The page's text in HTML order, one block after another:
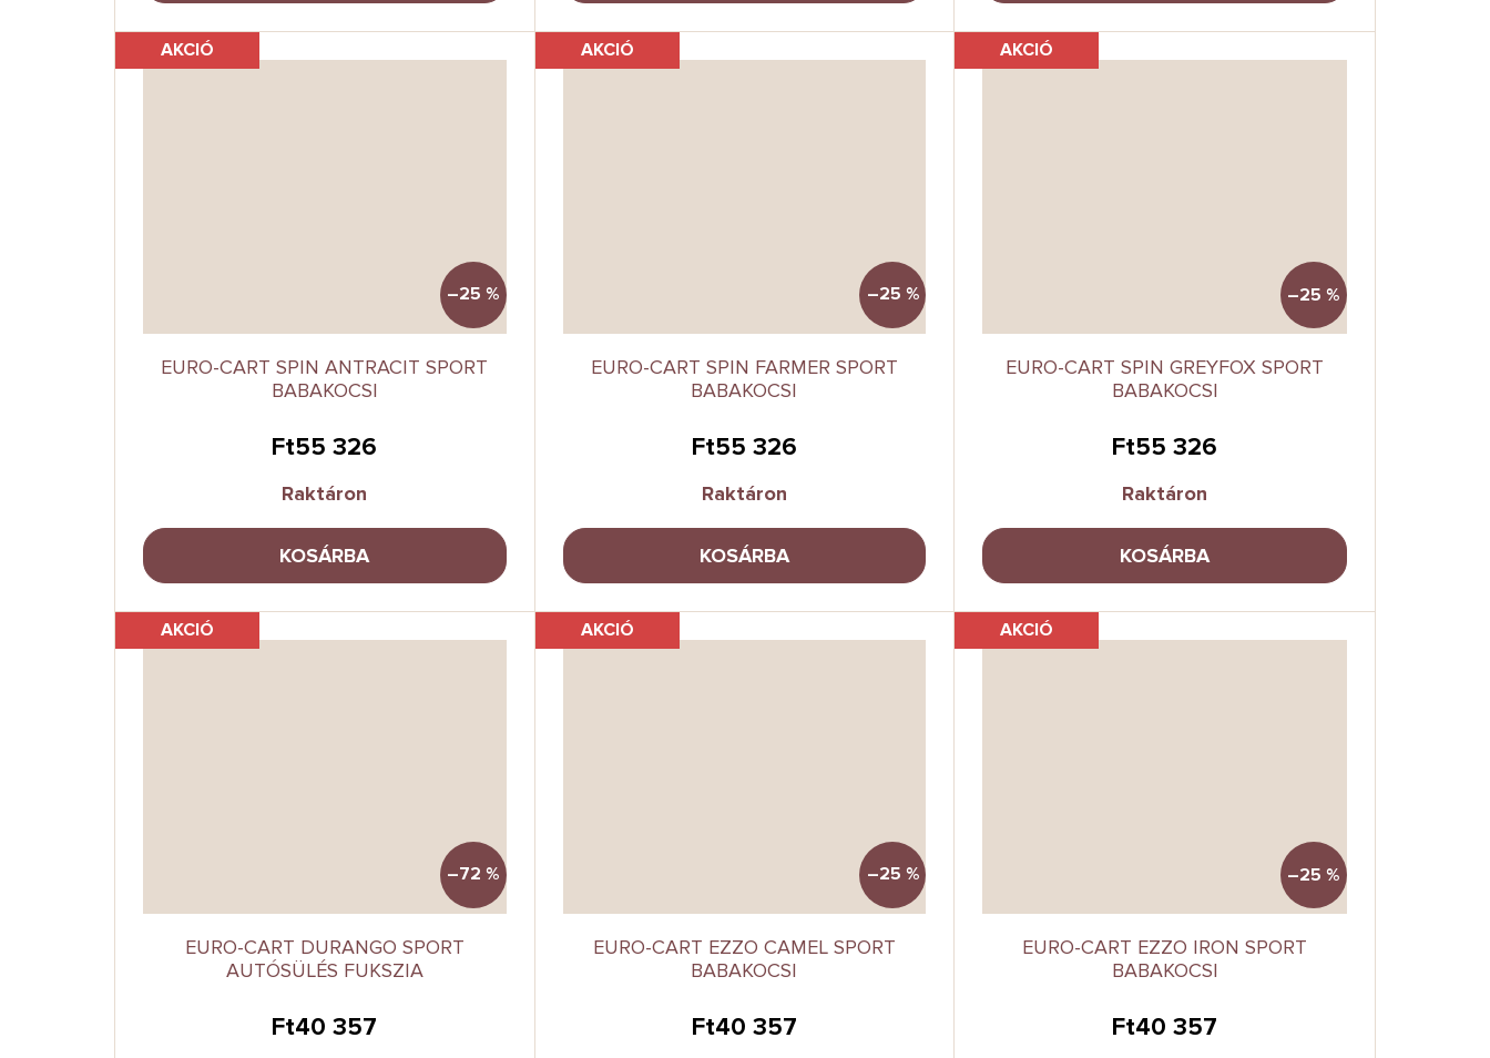
AKCIÓ
–25 %
EURO-CART SPIN ANTRACIT SPORT
BABAKOCSI
Ft55 326
Raktáron
KOSÁRBA
AKCIÓ
–25 %
EURO-CART SPIN FARMER SPORT
BABAKOCSI
Ft55 326
Raktáron
KOSÁRBA
AKCIÓ
–25 %
EURO-CART SPIN GREYFOX SPORT
BABAKOCSI
Ft55 326
Raktáron
KOSÁRBA
AKCIÓ
–72 %
EURO-CART DURANGO SPORT
AUTÓSÜLÉS FUKSZIA
Ft40 357
AKCIÓ
–25 %
EURO-CART EZZO CAMEL SPORT
BABAKOCSI
Ft40 357
AKCIÓ
–25 %
EURO-CART EZZO IRON SPORT
BABAKOCSI
Ft40 357